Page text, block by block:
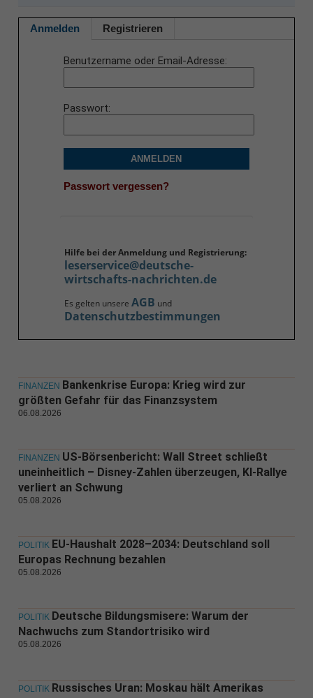
Anmelden Registrieren
Benutzername oder Email-Adresse
Passwort
ANMELDEN
Passwort vergessen?
Hilfe bei der Anmeldung und Registrierung:
leserservice@deutsche-
wirtschafts-nachrichten.de
Es gelten unsere AGB und
Datenschutzbestimmungen
FINANZEN Bankenkrise Europa: Krieg wird zur
größten Gefahr für das Finanzsystem
06.08.2026
FINANZEN US-Börsenbericht: Wall Street schließt
uneinheitlich – Disney-Zahlen überzeugen, KI-Rallye
verliert an Schwung
05.08.2026
POLITIK EU-Haushalt 2028–2034: Deutschland soll
Europas Rechnung bezahlen
05.08.2026
POLITIK Deutsche Bildungsmisere: Warum der
Nachwuchs zum Standortrisiko wird
05.08.2026
POLITIK Russisches Uran: Moskau hält Amerikas